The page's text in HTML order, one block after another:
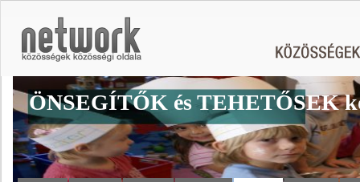
ÖNSEGÍTŐK és TEHETŐSEK